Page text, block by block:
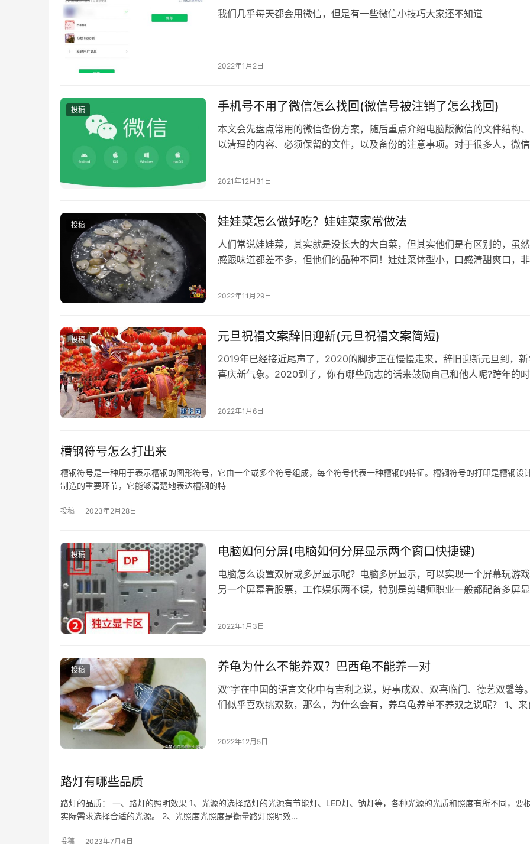
我们几乎每天都会用微信，但是有一些微信小技巧大家还不知道
2022年1月2日
投稿 手机号不用了微信怎么找回(微信号被注销了怎么找回)
本文会先盘点常用的微信备份方案，随后重点介绍电脑版微信的文件结构
以清理的内容、必须保留的文件，以及备份的注意事项。对于很多人，微信
微信没有自己的备份功能，操作失误、系统重装、不知名的闪退，都有可
2021年12月31日
投稿 娃娃菜怎么做好吃？娃娃菜家常做法
人们常说娃娃菜，其实就是没长大的大白菜，但其实他们是有区别的，虽
感跟味道都差不多，但他们的品种不同！娃娃菜体型小，口感清甜爽口，
2022年11月29日
投稿 元旦祝福文案辞旧迎新(元旦祝福文案简短)
2019年已经接近尾声了，2020的脚步正在慢慢走来，辞旧迎新元旦到，
喜庆新气象。2020到了，你有哪些励志的话来鼓励自己和他人呢?跨年的
圈说说1、年
2022年1月6日
槽钢符号怎么打出来
槽钢符号是一种用于表示槽钢的图形符号，它由一个或多个符号组成，每个符号代表一种槽钢的特征。槽钢符号的打印是槽钢设
制造的重要环节，它能够清楚地表达槽钢的特
投稿 2023年2月28日
投稿 电脑如何分屏(电脑如何分屏显示两个窗口快捷键)
电脑怎么设置双屏或多屏显示呢？电脑多屏显示，可以实现一个屏幕玩游
另一个屏幕看股票，工作娱乐两不误，特别是剪辑师职业一般都配备多屏显
吧。一、硬件要求（以Win10系统为案例）1、电脑主机必须具备
2022年1月3日
投稿 养龟为什么不能养双？巴西龟不能养一对
双”字在中国的语言文化中有吉利之说，好事成双、双喜临门、德艺双馨等
们似乎喜欢挑双数，那么，为什么会有，养乌龟养单不养双之说呢？ 1、来
2022年12月5日
路灯有哪些品质
路灯的品质： 一、路灯的照明效果 1、光源的选择路灯的光源有节能灯、LED灯、钠灯等，各种光源的光质和照度有所不同，要
实际需求选择合适的光源。 2、光照度光照度是衡量路灯照明效…
投稿 2023年7月4日